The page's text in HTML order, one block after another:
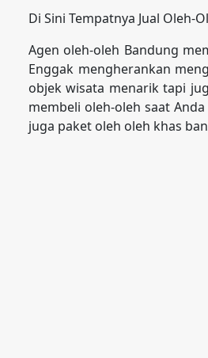
Di Sini Tempatnya Jual Oleh-
Agen oleh-oleh Bandung
Enggak mengherankan
objek wisata menarik tapi
membeli oleh-oleh saat
juga paket oleh oleh khas